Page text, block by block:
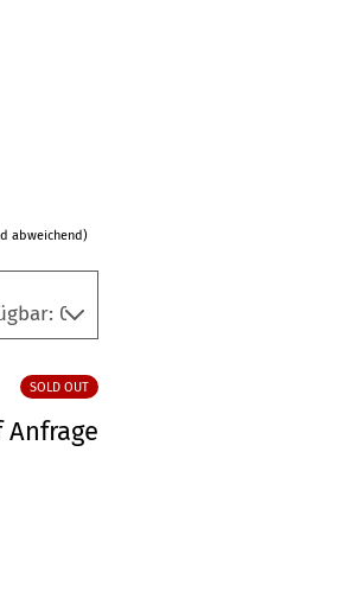
abweichend)
SOLD OUT
Anfrage